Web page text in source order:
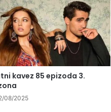
kavez 85 epizoda 3.
08/2025